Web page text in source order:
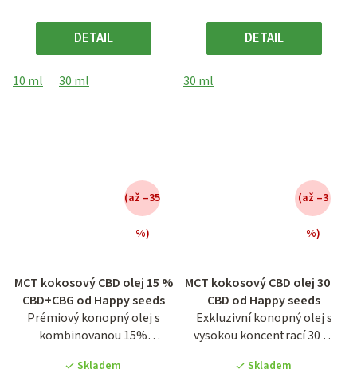
DETAIL
10 ml 30 ml
DETAIL
30 ml
MCT kokosový CBD olej 15 %
CBD+CBG od Happy seeds
Prémiový konopný olej s
kombinovanou 15%
a CBG,...
hodnocení
produktu
je
3,7
z
Skladem
(až –35
%)
MCT kokosový CBD olej 30 %
CBD od Happy seeds
Exkluzivní konopný olej s
vysokou koncentrací 30 %
hodnocení
produktu
je
4,2
z
Skladem
(až –3
%)